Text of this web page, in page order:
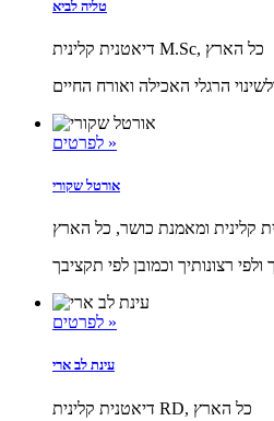
טליה לביא
דיאטנית קלינית M.Sc, כל הארץ
לפרטים »
אורטל שקורי
קלינית ומאמנת כושר, כל הארץ
לפרטים »
עינת לב ארי
דיאטנית קלינית RD, כל הארץ